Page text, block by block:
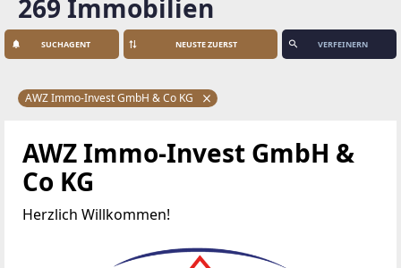
269 Immobilien
SUCHAGENT VERFEINERN
AWZ Immo-Invest GmbH & Co KG
AWZ Immo-Invest GmbH &
Co KG
Herzlich Willkommen!